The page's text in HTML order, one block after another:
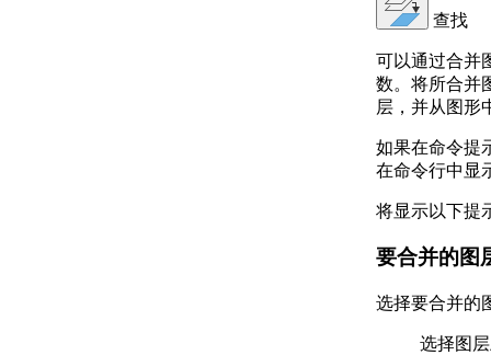
查找
可以通过合并
数。将所合并
层，并从图形
如果在命令提
在命令行中显
将显示以下提
要合并的图
选择要合并的
选择图